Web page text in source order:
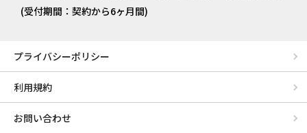
(受付期間：契約から6ヶ月間)
プライバシーポリシー
利用規約
お問い合わせ